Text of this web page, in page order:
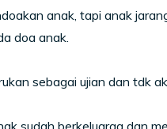
anak, tapi anak
doa anak.
sebagai ujian
sudah berkeluarga dan